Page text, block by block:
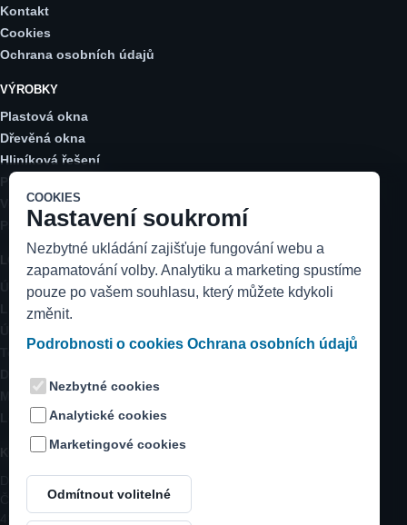
Kontakt
Cookies
Ochrana osobních údajů
VÝROBKY
Plastová okna
Dřevěná okna
Hliníková řešení
Posuvné dveře
Vchodové dveře
Parapety a stínění
LOKALITY
Ústecký kraj
Litoměřicko
Teplice
Most a Chomutov
Louny a Žatec
KONTAKT
DK instal s.r.o.
Černěves 1
413 01 Roudnice nad Labem
COOKIES
Nastavení soukromí
Nezbytné ukládání zajišťuje fungování webu a
zapamatování volby. Analytiku a marketing spustíme
pouze po vašem souhlasu, který můžete kdykoli
změnit.
Podrobnosti o cookies Ochrana osobních údajů
Nezbytné cookies
Analytické cookies
Marketingové cookies
Odmítnout volitelné